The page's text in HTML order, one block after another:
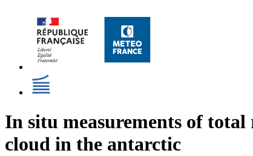
In situ measurements of
cloud in the antarctic